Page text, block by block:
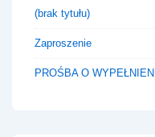
(brak tytułu)
Zaproszenie
PROŚBA O